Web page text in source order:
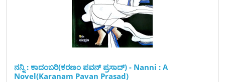
ನನ್ನಿ : ಕಾದಂಬರಿ(ಕರಣಂ ಪವನ್ ಪ್ರಸಾದ್) - Nanni : A
Novel(Karanam Pavan Prasad)